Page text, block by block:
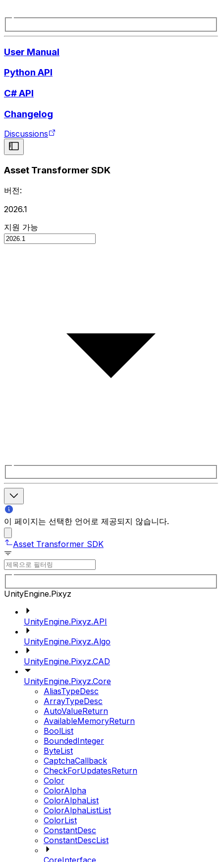
User Manual
Python API
C# API
Changelog
Discussions
Asset Transformer SDK
버전:
2026.1
지원 가능
이 페이지는 선택한 언어로 제공되지 않습니다.
Asset Transformer SDK
UnityEngine.Pixyz
UnityEngine.Pixyz.API
UnityEngine.Pixyz.Algo
UnityEngine.Pixyz.CAD
UnityEngine.Pixyz.Core
AliasTypeDesc
ArrayTypeDesc
AutoValueReturn
AvailableMemoryReturn
BoolList
BoundedInteger
ByteList
CaptchaCallback
CheckForUpdatesReturn
Color
ColorAlpha
ColorAlphaList
ColorAlphaListList
ColorList
ConstantDesc
ConstantDescList
CoreInterface